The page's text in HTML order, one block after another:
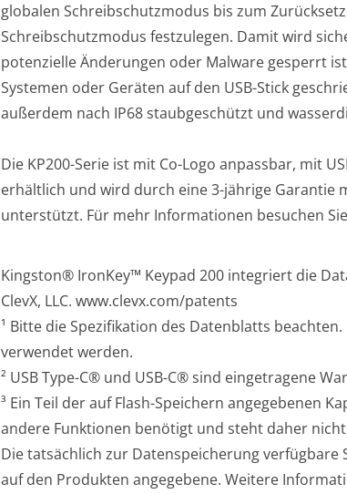
globalen Schreibschutzmodus bis zum
Schreibschutzmodus festzulegen. Damit wird
potenzielle Änderungen oder Malware gesperrt
Systemen oder Geräten auf den USB-Stick
außerdem nach IP68 staubgeschützt und
Die KP200-Serie ist mit Co-Logo anpassbar, mit
erhältlich und wird durch eine 3-jährige Garantie
unterstützt. Für mehr Informationen besuchen
Kingston® IronKey™ Keypad 200 integriert die
ClevX, LLC. www.clevx.com/patents
¹ Bitte die Spezifikation des Datenblatts
verwendet werden.
² USB Type-C® und USB-C® sind eingetragene
³ Ein Teil der auf Flash-Speichern angegebenen
andere Funktionen benötigt und steht daher
Die tatsächlich zur Datenspeicherung
auf den Produkten angegebene. Weitere